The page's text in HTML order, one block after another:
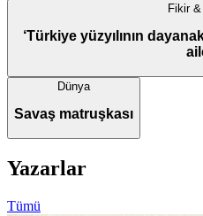
Fikir &
‘Türkiye yüzyılının
Dünya
Savaş matruşkası
Yazarlar
Tümü